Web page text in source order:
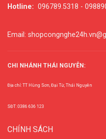
Hotline: 096789.5318 -
Email:
CHI NHÁNH THÁI NGUYÊN:
Địa chỉ: TT Hùng Sơn, Đại Từ, Thái Nguyên
SĐT: 0386 636 123
CHÍNH SÁCH